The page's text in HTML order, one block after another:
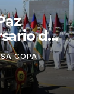
de
COPA